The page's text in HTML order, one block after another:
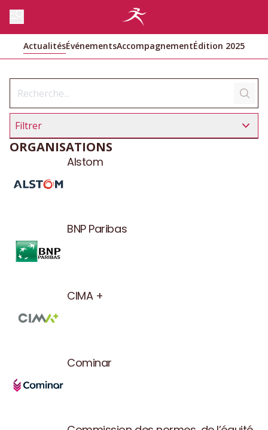
ActualitésÉvénementsAccompagnementÉdition 2025
Filtrer
ORGANISATIONS
Alstom
BNP Paribas
CIMA +
Cominar